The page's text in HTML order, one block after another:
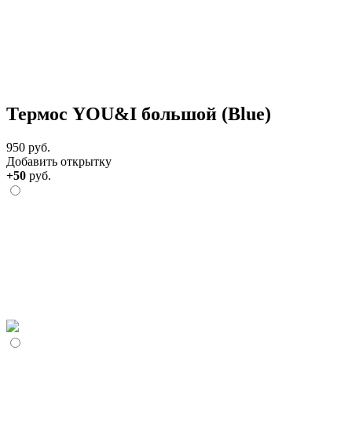
Термос YOU&I большой (Blue)
950 руб.
Добавить открытку
+50 руб.